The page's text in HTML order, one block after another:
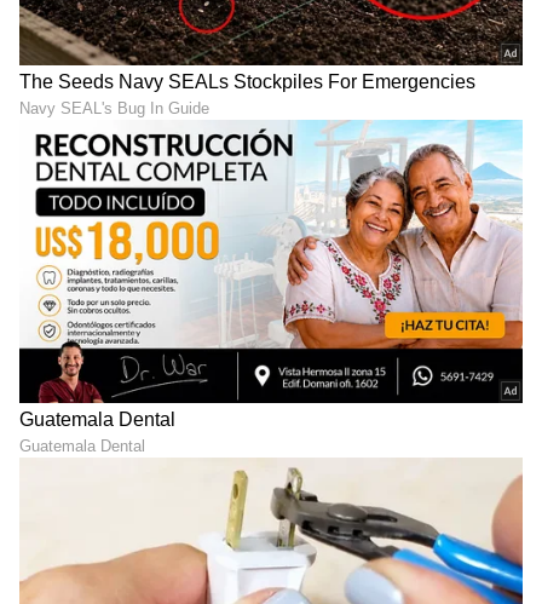
ವಿಜಯ್ ನೀಡಿರುವ ಪ್ರಮುಖ ಭರವಸೆಗಳು
ಪ್ರತಿ ಕುಟುಂಬಕ್ಕೆ ₹25 ಲಕ್ಷ ಆರೋಗ್ಯ ವಿಮೆ
ನವ ವಧುವಿಗೆ 8 ಗ್ರಾಂ ಬಂಗಾರ, ರೇಷ್ಮೆ ಸೀರೆ
ಹುಟ್ಟುವ ಪ್ರತಿ ಮಗುವಿಗೆ ಬಂಗಾರದ ಉಂಗುರ
ನಿರುದ್ಯೋಗಿ ಪದವೀಧರರಿಗೆ ಮಾಸಿಕ ₹4,000
ಡಿಪ್ಲೋಮಾ ಪದವೀಧರರಿಗೆ 2000 ರು. ನೆರವು
ಯುವ ಉದ್ಯಮಿಗಳಿಗೆ ₹25 ಲಕ್ಷ ತನಕ ಸಾಲ